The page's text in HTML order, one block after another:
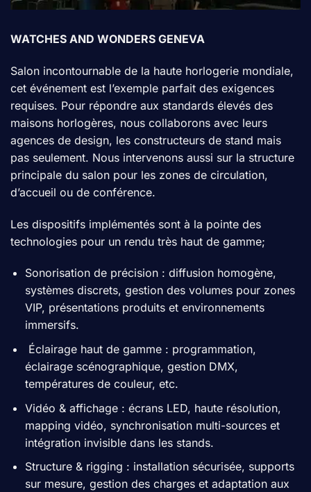
WATCHES AND WONDERS GENEVA
Salon incontournable de la haute horlogerie mondiale,
cet événement est l’exemple parfait des exigences
requises. Pour répondre aux standards élevés des
maisons horlogères, nous collaborons avec leurs
agences de design, les constructeurs de stand mais
pas seulement. Nous intervenons aussi sur la structure
principale du salon pour les zones de circulation,
d’accueil ou de conférence.
Les dispositifs implémentés sont à la pointe des
technologies pour un rendu très haut de gamme;
Sonorisation de précision : diffusion homogène,
systèmes discrets, gestion des volumes pour zones
VIP, présentations produits et environnements
immersifs.
Éclairage haut de gamme : programmation,
éclairage scénographique, gestion DMX,
températures de couleur, etc.
Vidéo & affichage : écrans LED, haute résolution,
mapping vidéo, synchronisation multi-sources et
intégration invisible dans les stands.
Structure & rigging : installation sécurisée, supports
sur mesure, gestion des charges et adaptation aux